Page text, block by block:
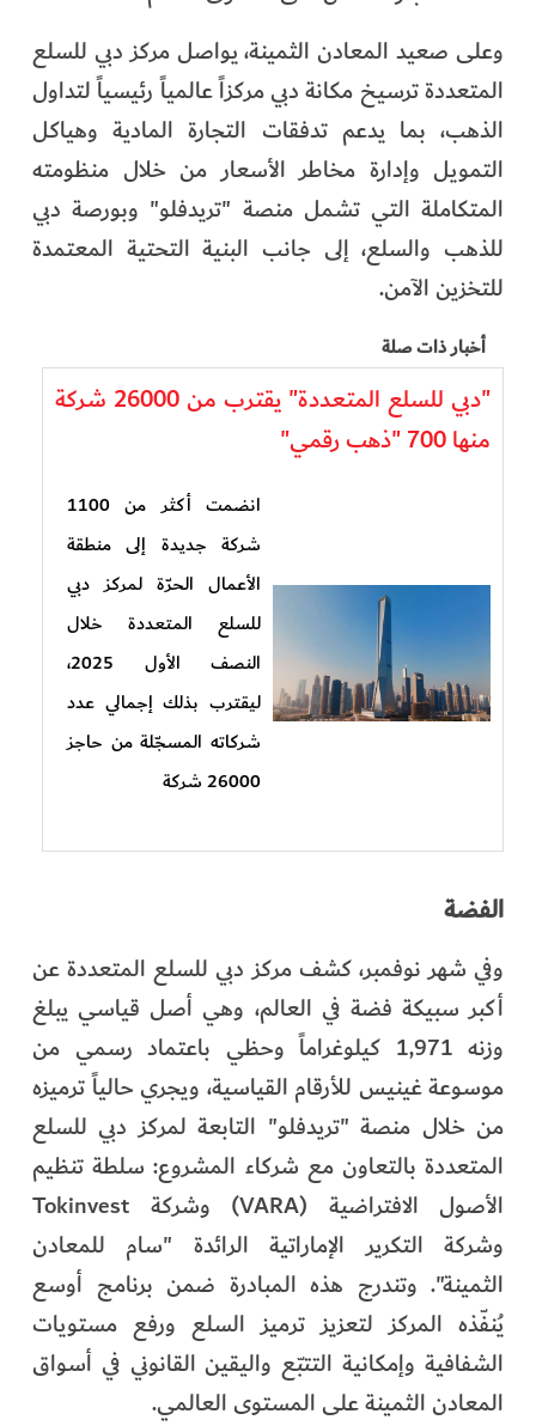
وعلى صعيد المعادن الثمينة، يواصل مركز دبي للسلع
المتعددة ترسيخ مكانة دبي مركزاً عالمياً رئيسياً لتداول
الذهب، بما يدعم تدفقات التجارة المادية وهياكل
التمويل وإدارة مخاطر الأسعار من خلال منظومته
المتكاملة التي تشمل منصة "تريدفلو" وبورصة دبي
للذهب والسلع، إلى جانب البنية التحتية المعتمدة
للتخزين الآمن.
أخبار ذات صلة
"دبي للسلع المتعددة" يقترب من 26000 شركة
منها 700 "ذهب رقمي"
انضمت أكثر من 1100
شركة جديدة إلى منطقة
الأعمال الحرّة لمركز دبي
للسلع المتعددة خلال
النصف الأول 2025،
ليقترب بذلك إجمالي عدد
شركاته المسجّلة من حاجز
26000 شركة
الفضة
وفي شهر نوفمبر، كشف مركز دبي للسلع المتعددة عن
أكبر سبيكة فضة في العالم، وهي أصل قياسي يبلغ
وزنه 1,971 كيلوغراماً وحظي باعتماد رسمي من
موسوعة غينيس للأرقام القياسية، ويجري حالياً ترميزه
من خلال منصة "تريدفلو" التابعة لمركز دبي للسلع
المتعددة بالتعاون مع شركاء المشروع: سلطة تنظيم
الأصول الافتراضية (VARA) وشركة Tokinvest
وشركة التكرير الإماراتية الرائدة "سام للمعادن
الثمينة". وتندرج هذه المبادرة ضمن برنامج أوسع
يُنفّذه المركز لتعزيز ترميز السلع ورفع مستويات
الشفافية وإمكانية التتبّع واليقين القانوني في أسواق
المعادن الثمينة على المستوى العالمي.